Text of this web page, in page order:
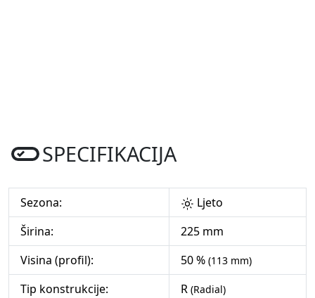
SPECIFIKACIJA
Sezona:
Ljeto
Širina:
225 mm
Visina (profil):
50 % (113 mm)
Tip konstrukcije: R (Radial)